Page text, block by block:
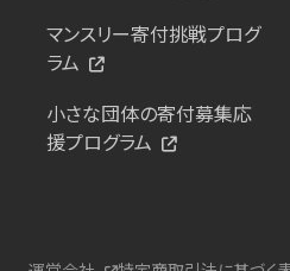
マンスリー寄付挑戦プログ
ラム
小さな団体の寄付募集応
援プログラム